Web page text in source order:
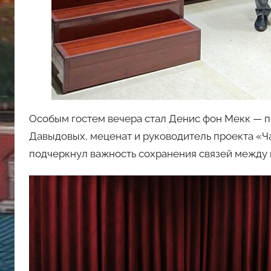
Особым гостем вечера стал Денис фон Мекк —
Давыдовых, меценат и руководитель проекта
подчеркнул важность сохранения связей